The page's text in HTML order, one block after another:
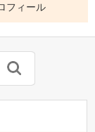
フィール